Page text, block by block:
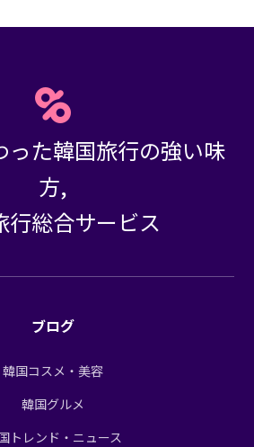
った韓国旅行の強い味
方,
行総合サービス
ブログ
韓国コスメ・美容
韓国グルメ
トレンド・ニュース